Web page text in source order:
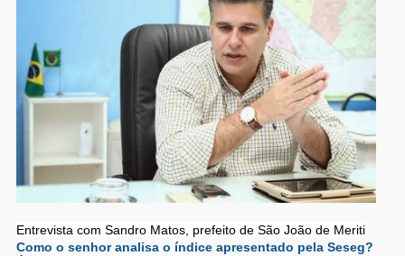
Entrevista com Sandro Matos, prefeito de São João de Meriti
Como o senhor analisa o índice apresentado pela Seseg?